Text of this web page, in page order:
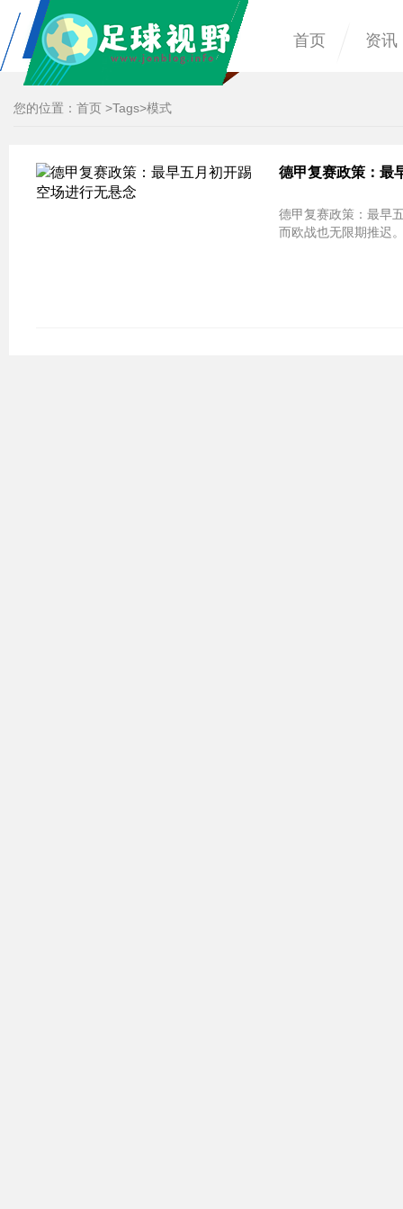
首页 资讯
您的位置： 首页 >Tags>模式
德甲复赛政策：最
德甲复赛政策：最早五月初开踢 空场进行
而欧战也无限期推迟